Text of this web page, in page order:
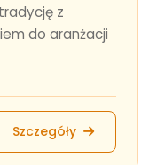
z
do aranżacji
Szczegóły